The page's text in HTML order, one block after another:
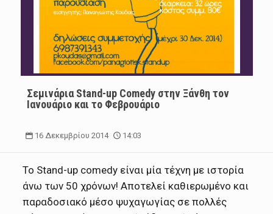
Σεμινάρια Stand-up Comedy στην Ξάνθη τον
Ιανουάριο και το Φεβρουάριο
16 Δεκεμβρίου 2014 14:03
To Stand-up comedy είναι μία τέχνη με ιστορία
άνω των 50 χρόνων! Αποτελεί καθιερωμένο και
παραδοσιακό μέσο ψυχαγωγίας σε πολλές